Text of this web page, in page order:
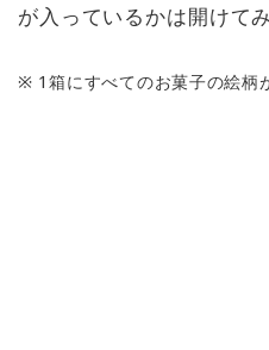
が入っているかは開けて
※ 1箱にすべてのお菓子の絵柄